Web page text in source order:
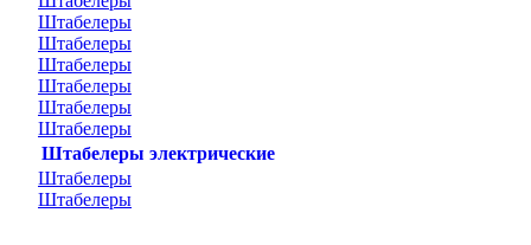
Штабелеры
Штабелеры
Штабелеры
Штабелеры
Штабелеры
Штабелеры
Штабелеры электрические
Штабелеры
Штабелеры